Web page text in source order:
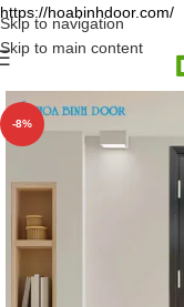
https://hoabinhdoor.com/
Skip to navigation
Skip to main content
-8%